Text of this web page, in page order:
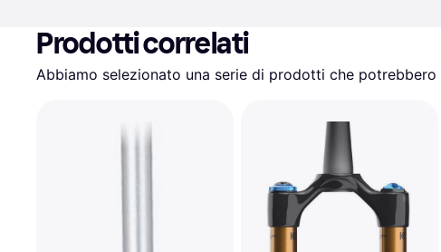
Prodotti correlati
Abbiamo selezionato una serie di prodotti che potrebbero